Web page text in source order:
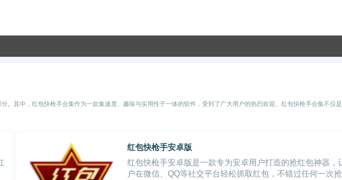
其中，红包快枪手合集作为一款集速度、趣味与实用性于一体的软件，受到了广大用户的热烈欢迎。红包快枪手合集不仅
红包快枪手安卓版
红包快枪手安卓版是一款专为安卓用户打造的抢红包神器，
户在微信、QQ等社交平台轻松抓取红包，不错过任何一次